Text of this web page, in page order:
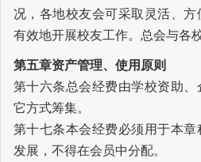
况，各地校友会可采取灵活、
有效地开展校友工作。总会与各
第五章资产管理、使用原则
第十六条总会经费由学校资助
它方式筹集。
第十七条本会经费必须用于本
发展，不得在会员中分配。